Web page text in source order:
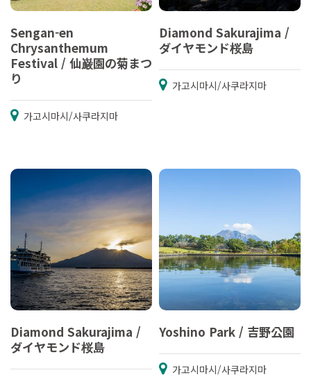
Sengan-en
Chrysanthemum
Festival / 仙巌園の菊まつ
り
가고시마시/사쿠라지마
Diamond Sakurajima /
ダイヤモンド桜島
가고시마시/사쿠라지마
Diamond Sakurajima /
ダイヤモンド桜島
Yoshino Park / 吉野公園
가고시마시/사쿠라지마